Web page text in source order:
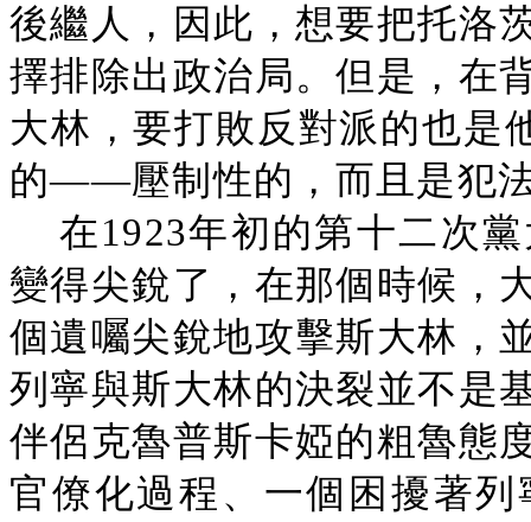
後繼人，因此，想要把托洛
擇排除出政治局。但是，在
大林，要打敗反對派的也是
的——壓制性的，而且是犯
在1923年初的第十二次
變得尖銳了，在那個時候，
個遺囑尖銳地攻擊斯大林，
列寧與斯大林的決裂並不是
伴侶克魯普斯卡婭的粗魯態
官僚化過程、一個困擾著